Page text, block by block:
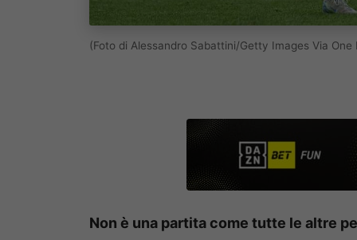
(Foto di Alessandro Sabattini/Getty Images Via One
Non è una partita come tutte le altre